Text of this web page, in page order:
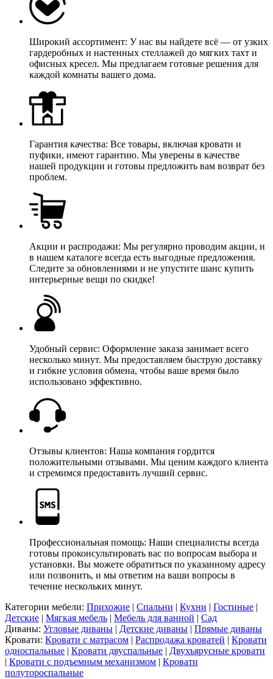
Широкий ассортимент: У нас вы найдете всё — от узких
гардеробных и настенных стеллажей до мягких тахт и
офисных кресел. Мы предлагаем готовые решения для
каждой комнаты вашего дома.
Гарантия качества: Все товары, включая кровати и
пуфики, имеют гарантию. Мы уверены в качестве
нашей продукции и готовы предложить вам возврат без
проблем.
Акции и распродажи: Мы регулярно проводим акции, и
в нашем каталоге всегда есть выгодные предложения.
Следите за обновлениями и не упустите шанс купить
интерьерные вещи по скидке!
Удобный сервис: Оформление заказа занимает всего
несколько минут. Мы предоставляем быструю доставку
и гибкие условия обмена, чтобы ваше время было
использовано эффективно.
Отзывы клиентов: Наша компания гордится
положительными отзывами. Мы ценим каждого клиента
и стремимся предоставить лучший сервис.
Профессиональная помощь: Наши специалисты всегда
готовы проконсультировать вас по вопросам выбора и
установки. Вы можете обратиться по указанному адресу
или позвонить, и мы ответим на ваши вопросы в
течение нескольких минут.
Категории мебели: Прихожие | Спальни | Кухни | Гостиные |
Детские | Мягкая мебель | Мебель для ванной | Сад
Диваны: Угловые диваны | Детские диваны | Прямые диваны
Кровати: Кровати с матрасом | Распродажа кроватей | Кровати
односпальные | Кровати двуспальные | Двухъярусные кровати
| Кровати с подъемным механизмом | Кровати
полутороспальные